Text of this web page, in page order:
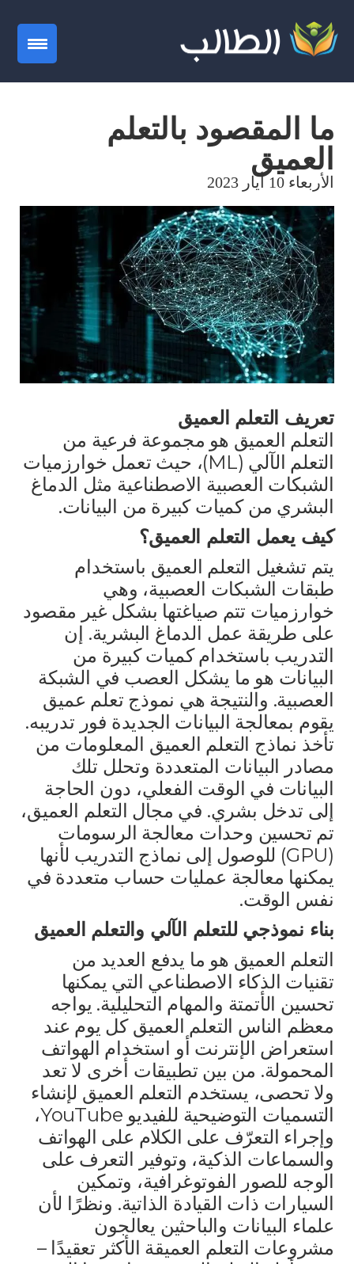
ما المقصود بالتعلم
العميق
الأربعاء 10 أيار 2023
تعريف التعلم العميق
التعلم العميق هو مجموعة فرعية من
التعلم الآلي (ML)، حيث تعمل خوارزميات
الشبكات العصبية الاصطناعية مثل الدماغ
البشري من كميات كبيرة من البيانات.
كيف يعمل التعلم العميق؟
يتم تشغيل التعلم العميق باستخدام
طبقات الشبكات العصبية، وهي
خوارزميات تتم صياغتها بشكل غير مقصود
على طريقة عمل الدماغ البشرية. إن
التدريب باستخدام كميات كبيرة من
البيانات هو ما يشكل العصب في الشبكة
العصبية. والنتيجة هي نموذج تعلم عميق
يقوم بمعالجة البيانات الجديدة فور تدريبه.
تأخذ نماذج التعلم العميق المعلومات من
مصادر البيانات المتعددة وتحلل تلك
البيانات في الوقت الفعلي، دون الحاجة
إلى تدخل بشري. في مجال التعلم العميق،
تم تحسين وحدات معالجة الرسومات
(GPU) للوصول إلى نماذج التدريب لأنها
يمكنها معالجة عمليات حساب متعددة في
نفس الوقت.
بناء نموذجي للتعلم الآلي والتعلم العميق
التعلم العميق هو ما يدفع العديد من
تقنيات الذكاء الاصطناعي التي يمكنها
تحسين الأتمتة والمهام التحليلية. يواجه
معظم الناس التعلم العميق كل يوم عند
استعراض الإنترنت أو استخدام الهواتف
المحمولة. من بين تطبيقات أخرى لا تعد
ولا تحصى، يستخدم التعلم العميق لإنشاء
التسميات التوضيحية للفيديو YouTube،
وإجراء التعرّف على الكلام على الهواتف
والسماعات الذكية، وتوفير التعرف على
الوجه للصور الفوتوغرافية، وتمكين
السيارات ذات القيادة الذاتية. ونظرًا لأن
علماء البيانات والباحثين يعالجون
مشروعات التعلم العميقة الأكثر تعقيدًا –